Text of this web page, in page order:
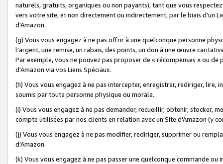
naturels, gratuits, organiques ou non payants), tant que vous
vers votre site, et non directement ou indirectement, par le biais d'un
d'Amazon.
(g) Vous vous engagez à ne pas offrir à une quelconque personne
l'argent, une remise, un rabais, des points, un don à une œuvre
Par exemple, vous ne pouvez pas proposer de « récompenses » ou
d'Amazon via vos Liens Spéciaux.
(h) Vous vous engagez à ne pas intercepter, enregistrer, rediriger,
soumis par toute personne physique ou morale.
(i) Vous vous engagez à ne pas demander, recueillir, obtenir, stocker,
compte utilisées par nos clients en relation avec un Site d'Amazon (y
(j) Vous vous engagez à ne pas modifier, rediriger, supprimer ou
d'Amazon.
(k) Vous vous engagez à ne pas passer une quelconque commande